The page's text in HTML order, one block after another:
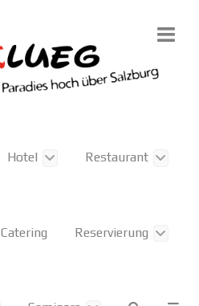
Hotel Restaurant
Catering Reservierung